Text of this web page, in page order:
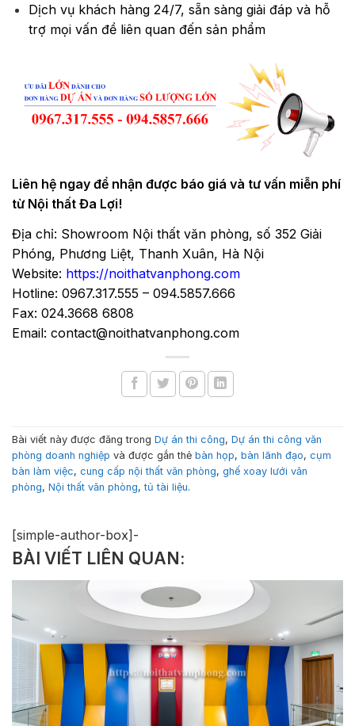
Dịch vụ khách hàng 24/7, sẵn sàng giải đáp và hỗ
trợ mọi vấn đề liên quan đến sản phẩm
Liên hệ ngay để nhận được báo giá và tư vấn miễn phí
từ Nội thất Đa Lợi!
Địa chỉ: Showroom Nội thất văn phòng, số 352 Giải
Phóng, Phương Liệt, Thanh Xuân, Hà Nội
Website: https://noithatvanphong.com
Hotline: 0967.317.555 – 094.5857.666
Fax: 024.3668 6808
Email: contact@noithatvanphong.com
Bài viết này được đăng trong Dự án thi công, Dự án thi công văn
phòng doanh nghiệp và được gắn thẻ bàn họp, bàn lãnh đạo, cụm
bàn làm việc, cung cấp nội thất văn phòng, ghế xoay lưới văn
phòng, Nội thất văn phòng,tủ tài liệu.
[simple-author-box]-
BÀI VIẾT LIÊN QUAN: